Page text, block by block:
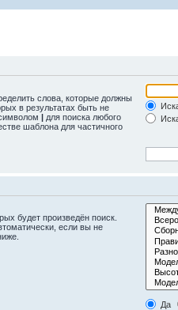
слова, которые должны
в результатах быть не
| для поиска любого
шаблона для частичного
будет произведён поиск.
если вы не
Да